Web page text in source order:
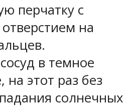
перчатку с
на
в темное
этот раз без
солнечных